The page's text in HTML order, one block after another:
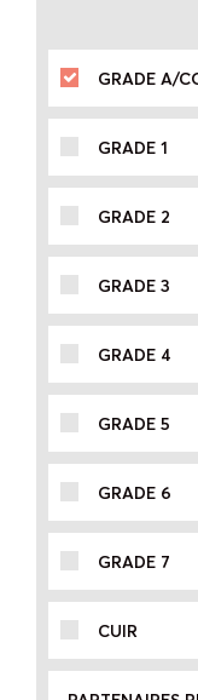
GRADE A/
GRADE 1
GRADE 2
GRADE 3
GRADE 4
GRADE 5
GRADE 6
GRADE 7
CUIR